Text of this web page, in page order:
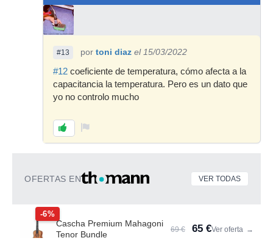
#13 por toni diaz el 15/03/2022
#12 coeficiente de temperatura, cómo afecta a la
capacitancia la temperatura. Pero es un dato que
yo no controlo mucho
OFERTAS EN VER TODAS
-6%
Cascha Premium Mahagoni
Tenor Bundle
69 € 65 €Ver oferta →